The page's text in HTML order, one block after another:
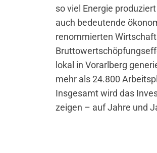
so viel Energie
auch bedeutende
renommierten
lokal in Vorarlberg
mehr als 24.800
Insgesamt wird das
zeigen – auf Jahre und